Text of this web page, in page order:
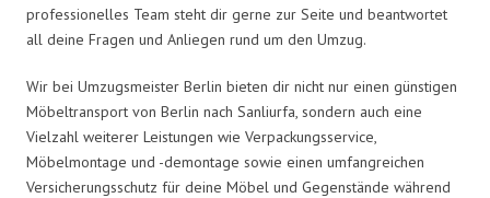
professionelles Team steht dir gerne zur Seite und beantwortet
all deine Fragen und Anliegen rund um den Umzug.
Wir bei Umzugsmeister Berlin bieten dir nicht nur einen günstigen
Möbeltransport von Berlin nach Sanliurfa, sondern auch eine
Vielzahl weiterer Leistungen wie Verpackungsservice,
Möbelmontage und -demontage sowie einen umfangreichen
Versicherungsschutz für deine Möbel und Gegenstände während